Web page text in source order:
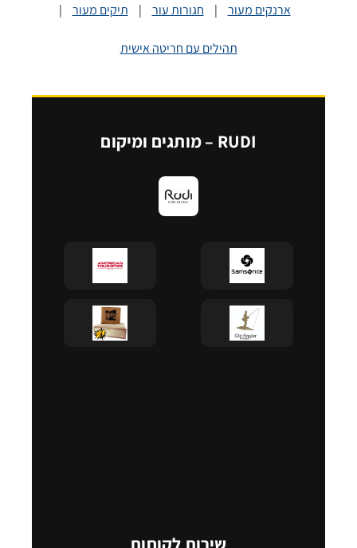
ארנקים מעור | חגורות עור | תיקים מעור |
תהילים עם חריטה אישית
RUDI – מותגים ומיקום